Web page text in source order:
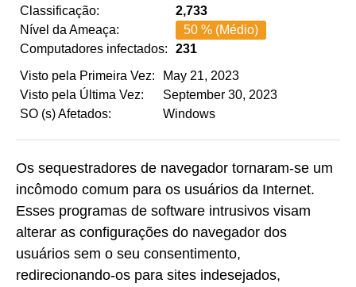
Classificação:
2,733
Nível da Ameaça:
50 % (Médio)
Computadores infectados:
231
Visto pela Primeira Vez:
May 21, 2023
Visto pela Última Vez:
September 30, 2023
SO (s) Afetados:
Windows
Os sequestradores de navegador tornaram-se um
incômodo comum para os usuários da Internet.
Esses programas de software intrusivos visam
alterar as configurações do navegador dos
usuários sem o seu consentimento,
redirecionando-os para sites indesejados,